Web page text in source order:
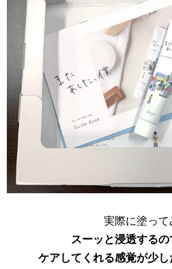
実際に塗って
スーッと浸透する
ケアしてくれる感覚が少